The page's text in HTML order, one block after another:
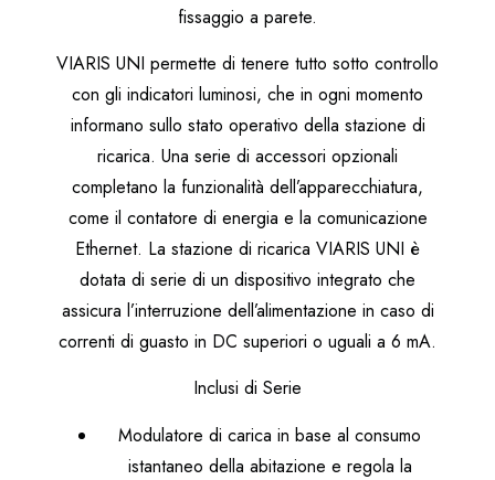
fissaggio a parete.
VIARIS UNI permette di tenere tutto sotto controllo
con gli indicatori luminosi, che in ogni momento
informano sullo stato operativo della stazione di
ricarica. Una serie di accessori opzionali
completano la funzionalità dell’apparecchiatura,
come il contatore di energia e la comunicazione
Ethernet. La stazione di ricarica VIARIS UNI è
dotata di serie di un dispositivo integrato che
assicura l’interruzione dell’alimentazione in caso di
correnti di guasto in DC superiori o uguali a 6 mA.
Inclusi di Serie
Modulatore di carica in base al consumo
istantaneo della abitazione e regola la